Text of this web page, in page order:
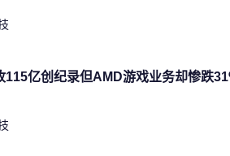
115亿创纪录但AMD游戏业务却惨跌